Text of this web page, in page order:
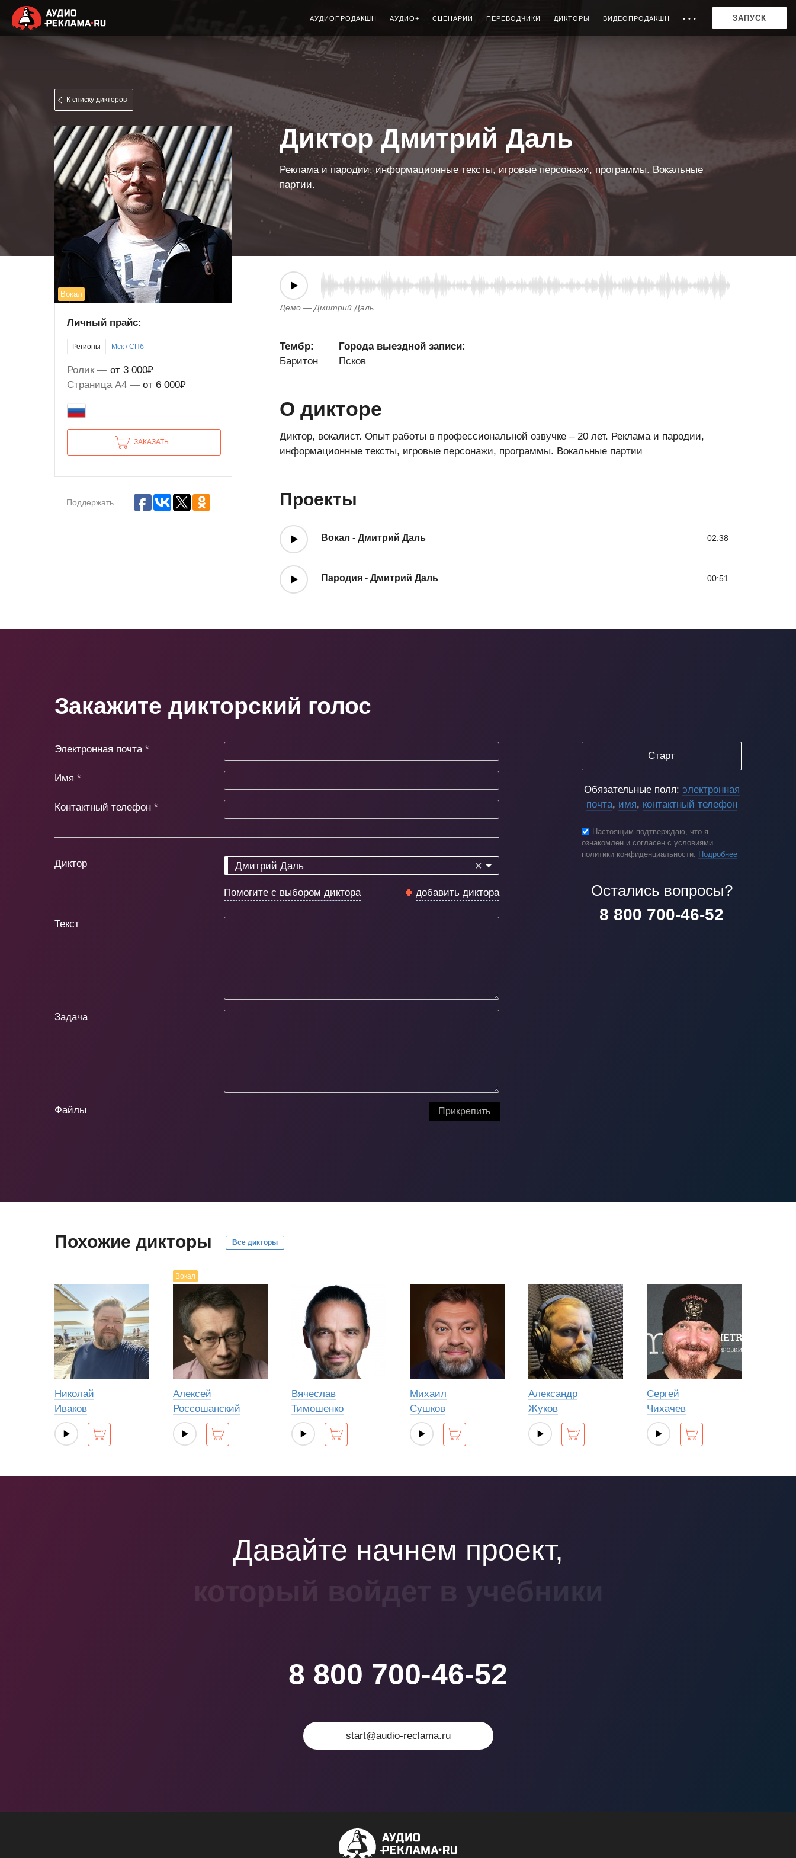
К списку дикторов
Вокал
Личный прайс:
Регионы Мск / СПб
Ролик
от 3 000₽
Страница А4
от 6 000₽
ЗАКАЗАТЬ
Поддержать
Диктор Дмитрий Даль
Реклама и пародии, информационные тексты, игровые персонажи, программы. Вокальные
партии.
Демо — Дмитрий Даль
Тембр:
Города выездной записи:
Баритон
Псков
О дикторе
Диктор, вокалист. Опыт работы в профессиональной озвучке – 20 лет. Реклама и пародии,
информационные тексты, игровые персонажи, программы. Вокальные партии
Проекты
Вокал - Дмитрий Даль 02:38
Пародия - Дмитрий Даль 00:51
Закажите дикторский голос
Электронная почта *
Имя *
Контактный телефон *
Диктор ✕
Дмитрий Даль
Помогите с выбором диктора добавить диктора
Текст
Задача
Файлы Прикрепить
Старт
Обязательные поля: электронная
почта, имя, контактный телефон
Настоящим подтверждаю, что я
ознакомлен и согласен с условиями
политики конфиденциальности. Подробнее
Остались вопросы?
8 800 700-46-52
Похожие дикторы Все дикторы
Николай
Иваков
Вокал
Алексей
Россошанский
Вячеслав
Тимошенко
Михаил
Сушков
Александр
Жуков
Сергей
Чихачев
АУДИОПРОДАКШН АУДИО+ СЦЕНАРИИ ПЕРЕВОДЧИКИ ДИКТОРЫ ВИДЕОПРОДАКШН • • • ЗАПУСК
Давайте начнем проект,
8 800 700-46-52
start@audio-reclama.ru